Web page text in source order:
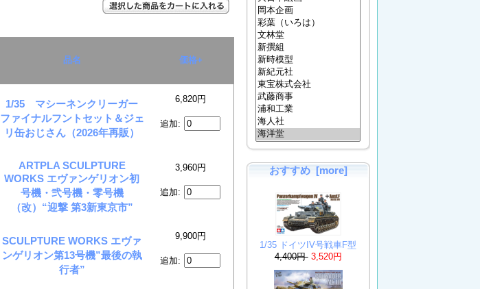
品名 価格+
1/35 マシーネンクリーガー
ファイナルフントセット＆ジェ
リ缶おじさん（2026年再販）
6,820円
追加:
ARTPLA SCULPTURE
WORKS エヴァンゲリオン初
号機・弐号機・零号機
（改）“迎撃 第3新東京市”
3,960円
追加:
SCULPTURE WORKS エヴァ
ンゲリオン第13号機”最後の執
行者”
9,900円
追加:
おすすめ [more]
1/35 ドイツIV号戦車F型
4,400円 3,520円